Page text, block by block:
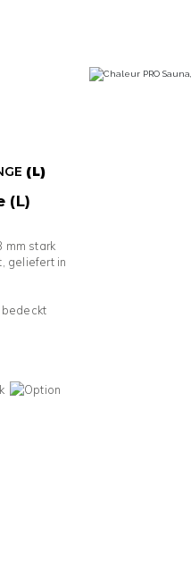
(L)
(L)
mm stark
geliefert in
bedeckt